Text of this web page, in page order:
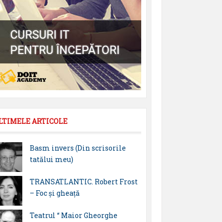
ARTICOLE
Basm invers (Din scrisorile
tatălui meu)
TRANSATLANTIC. Robert Frost
– Foc și gheață
Teatrul “ Maior Gheorghe